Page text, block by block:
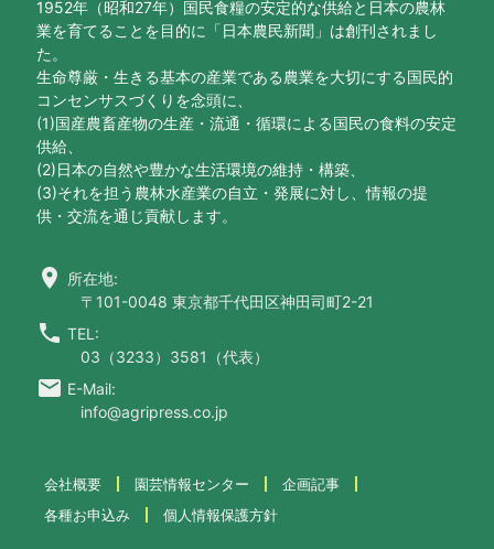
1952年（昭和27年）国民食糧の安定的な供給と日本の農林
業を育てることを目的に「日本農民新聞」は創刊されまし
た。
生命尊厳・生きる基本の産業である農業を大切にする国民的
コンセンサスづくりを念頭に、
(1)国産農畜産物の生産・流通・循環による国民の食料の安定
供給、
(2)日本の自然や豊かな生活環境の維持・構築、
(3)それを担う農林水産業の自立・発展に対し、情報の提
供・交流を通じ貢献します。
location_on 所在地:
〒101-0048 東京都千代田区神田司町2-21
call TEL:
03（3233）3581（代表）
email E-Mail:
info@agripress.co.jp
会社概要 園芸情報センター
企画記事
各種お申込み
個人情報保護方針